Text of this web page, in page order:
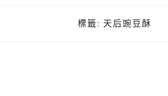
標籤: 天后豌豆酥